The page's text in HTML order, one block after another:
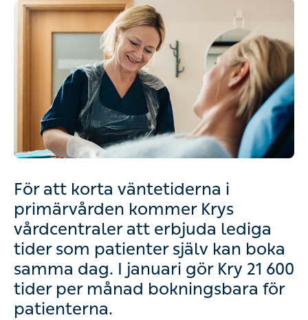
För att korta väntetiderna i
primärvården kommer Krys
vårdcentraler att erbjuda lediga
tider som patienter själv kan boka
samma dag. I januari gör Kry 21 600
tider per månad bokningsbara för
patienterna.